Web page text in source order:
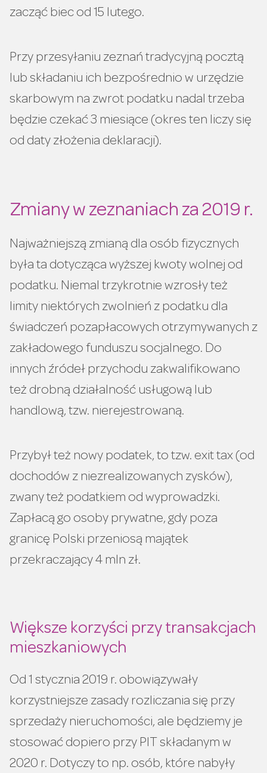
zacząć biec od 15 lutego.
Przy przesyłaniu zeznań tradycyjną pocztą
lub składaniu ich bezpośrednio w urzędzie
skarbowym na zwrot podatku nadal trzeba
będzie czekać 3 miesiące (okres ten liczy się
od daty złożenia deklaracji).
Zmiany w zeznaniach za 2019 r.
Najważniejszą zmianą dla osób fizycznych
była ta dotycząca wyższej kwoty wolnej od
podatku. Niemal trzykrotnie wzrosły też
limity niektórych zwolnień z podatku dla
świadczeń pozapłacowych otrzymywanych z
zakładowego funduszu socjalnego. Do
innych źródeł przychodu zakwalifikowano
też drobną działalność usługową lub
handlową, tzw. nierejestrowaną.
Przybył też nowy podatek, to tzw. exit tax (od
dochodów z niezrealizowanych zysków),
zwany też podatkiem od wyprowadzki.
Zapłacą go osoby prywatne, gdy poza
granicę Polski przeniosą majątek
przekraczający 4 mln zł.
Większe korzyści przy transakcjach
mieszkaniowych
Od 1 stycznia 2019 r. obowiązywały
korzystniejsze zasady rozliczania się przy
sprzedaży nieruchomości, ale będziemy je
stosować dopiero przy PIT składanym w
2020 r. Dotyczy to np. osób, które nabyły